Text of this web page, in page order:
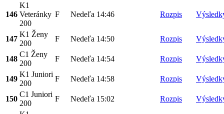
146
K1
Veteránky
200
F Nedeľa 14:46 Rozpis
147
K1 Ženy
200
F Nedeľa 14:50 Rozpis
148
C1 Ženy
200
F Nedeľa 14:54 Rozpis
149
K1 Juniori
200
F Nedeľa 14:58 Rozpis
150
C1 Juniori
200
F Nedeľa 15:02 Rozpis